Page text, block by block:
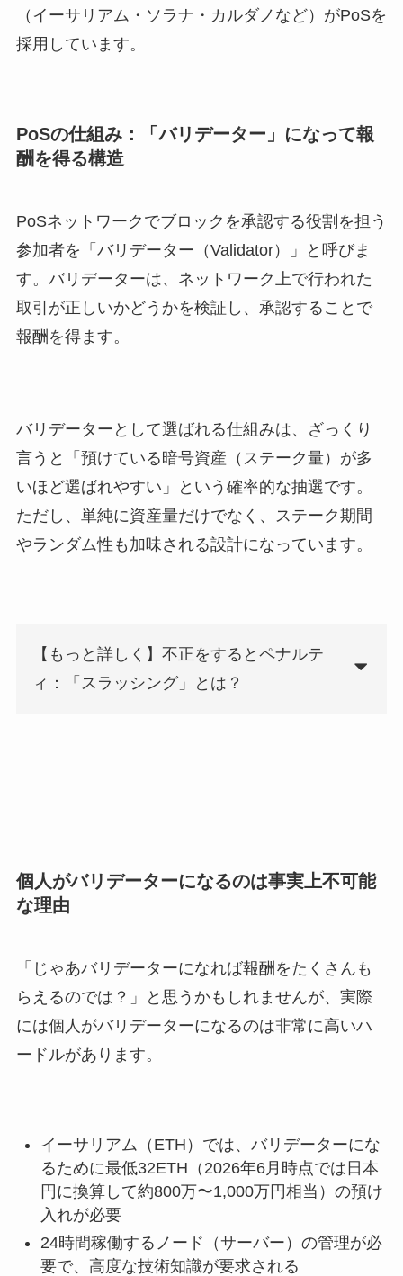
（イーサリアム・ソラナ・カルダノなど）がPoSを
採用しています。
PoSの仕組み：「バリデーター」になって報
酬を得る構造
PoSネットワークでブロックを承認する役割を担う
参加者を「バリデーター（Validator）」と呼びま
す。バリデーターは、ネットワーク上で行われた
取引が正しいかどうかを検証し、承認することで
報酬を得ます。
バリデーターとして選ばれる仕組みは、ざっくり
言うと「預けている暗号資産（ステーク量）が多
いほど選ばれやすい」という確率的な抽選です。
ただし、単純に資産量だけでなく、ステーク期間
やランダム性も加味される設計になっています。
【もっと詳しく】不正をするとペナルテ
ィ：「スラッシング」とは？
個人がバリデーターになるのは事実上不可能
な理由
「じゃあバリデーターになれば報酬をたくさんも
らえるのでは？」と思うかもしれませんが、実際
には個人がバリデーターになるのは非常に高いハ
ードルがあります。
イーサリアム（ETH）では、バリデーターにな
るために最低32ETH（2026年6月時点では日本
円に換算して約800万〜1,000万円相当）の預け
入れが必要
24時間稼働するノード（サーバー）の管理が必
要で、高度な技術知識が要求される